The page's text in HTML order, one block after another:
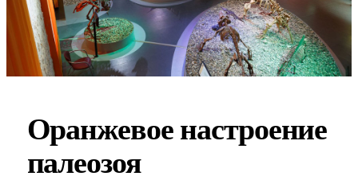
Оранжевое настроение
палеозоя